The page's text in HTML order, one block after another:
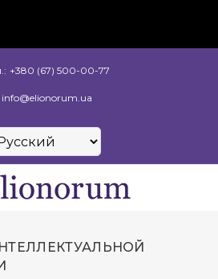
+380 (67) 500-00-77
info@elionorum.ua